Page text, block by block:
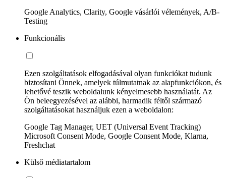
Google Analytics, Clarity, Google vásárlói vélemények, A/B-
Testing
Funkcionális
Ezen szolgáltatások elfogadásával olyan funkciókat tudunk
biztosítani Önnek, amelyek túlmutatnak az alapfunkciókon, és
lehetővé teszik weboldalunk kényelmesebb használatát. Az
Ön beleegyezésével az alábbi, harmadik féltől származó
szolgáltatásokat használjuk ezen a weboldalon:
Google Tag Manager, UET (Universal Event Tracking)
Microsoft Consent Mode, Google Consent Mode, Klarna,
Freshchat
Külső médiatartalom